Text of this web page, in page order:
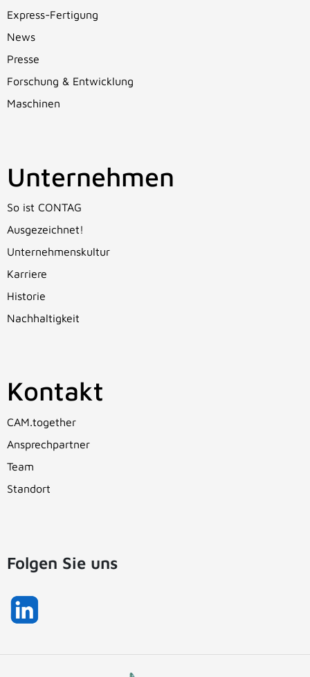
Express-Fertigung
News
Presse
Forschung & Entwicklung
Maschinen
Unternehmen
So ist CONTAG
Ausgezeichnet!
Unternehmenskultur
Karriere
Historie
Nachhaltigkeit
Kontakt
CAM.together
Ansprechpartner
Team
Standort
Folgen Sie uns